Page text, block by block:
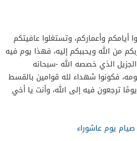
أيامكم وأعماركم، وتستغلوا عافيتكم
من الله ويحببكم إليه، فهذا يوم فيه
الجزيل الذي خصصه الله -سبحانه
فكونوا شهداء لله قوامين بالقسط
ترجعون فيه إلى الله، وأنت يا أخي
يوم عاشوراء